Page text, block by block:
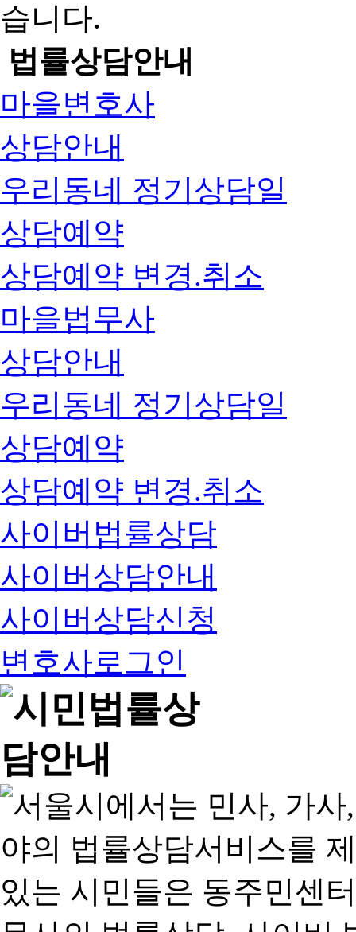
습니다.
법률상담안내
마을변호사
상담안내
우리동네 정기상담일
상담예약
상담예약 변경.취소
마을법무사
상담안내
우리동네 정기상담일
상담예약
상담예약 변경.취소
사이버법률상담
사이버상담안내
사이버상담신청
변호사로그인